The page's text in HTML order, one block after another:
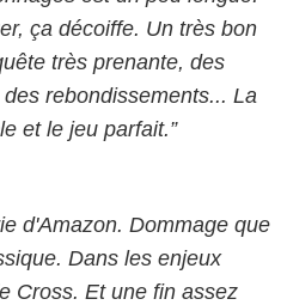
ça décoiffe. Un très bon
très prenante, des
rebondissements... La
et le jeu parfait.”
d'Amazon. Dommage que
Dans les enjeux
Cross. Et une fin assez